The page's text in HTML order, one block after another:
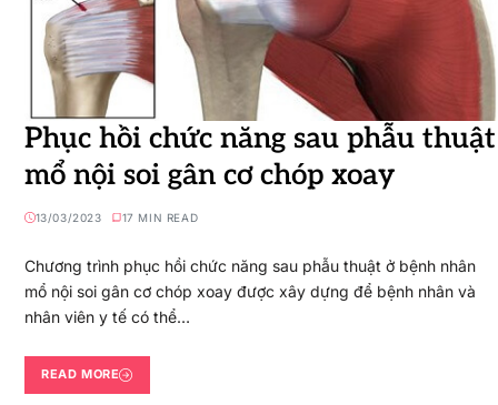
Phục hồi chức năng sau phẫu thuật
mổ nội soi gân cơ chóp xoay
13/03/2023 17 MIN READ
Chương trình phục hồi chức năng sau phẫu thuật ở bệnh nhân
mổ nội soi gân cơ chóp xoay được xây dựng để bệnh nhân và
nhân viên y tế có thể…
READ MORE